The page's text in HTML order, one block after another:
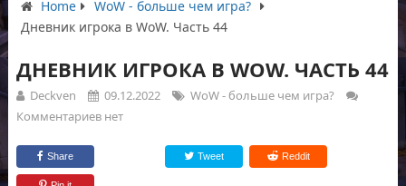
Home
WoW - больше чем игра?
Дневник игрока в WoW. Часть 44
ДНЕВНИК ИГРОКА В WOW. ЧАСТЬ 44
Deckven 09.12.2022
WoW - больше чем игра?
Комментариев нет
Share Tweet Reddit